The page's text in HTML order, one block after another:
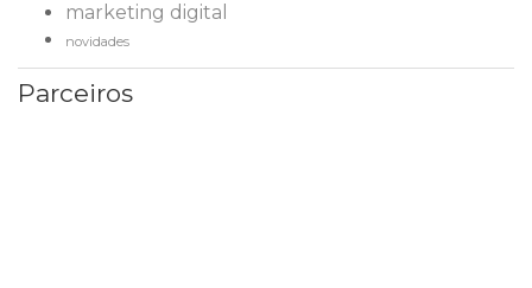
marketing digital
novidades
Parceiros